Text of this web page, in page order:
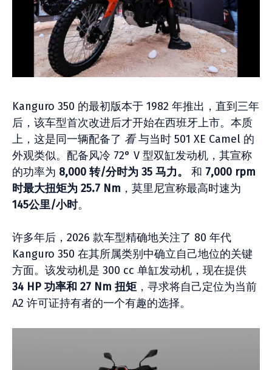
Kanguro 350 的最初版本于 1982 年推出，直到三年
后，该车型首次改进后才开始在西班牙上市。本质
上，这是同一辆配备了 看与当时 501 XE Camel 的
外观类似。配备风冷 72° V 型双缸发动机，其宣称
的功率为 8,000 转/分时为 35 马力。 和 7,000 rpm
时最大扭矩为 25.7 Nm ，莫里尼宣称最高时速为
145公里/小时。
许多年后，2026 款车型精确地关注了 80 年代
Kanguro 350 在其所属类别中确立自己地位的关键
方面。该发动机是 300 cc 单缸发动机，现在提供
34 HP 功率和 27 Nm 扭矩 ，寻求将自己定位为当前
A2 许可证持有者的一个有趣的选择。